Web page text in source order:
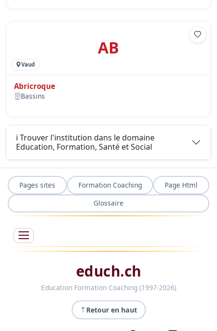
AB
Vaud
Abricroque
Bassins
ℹ️ Trouver l'institution dans le domaine
Education, Formation, Santé et Social
Pages sites Formation Coaching
Page Html
Glossaire
educh.ch
Education Formation Coaching (1997-2026)
Retour en haut